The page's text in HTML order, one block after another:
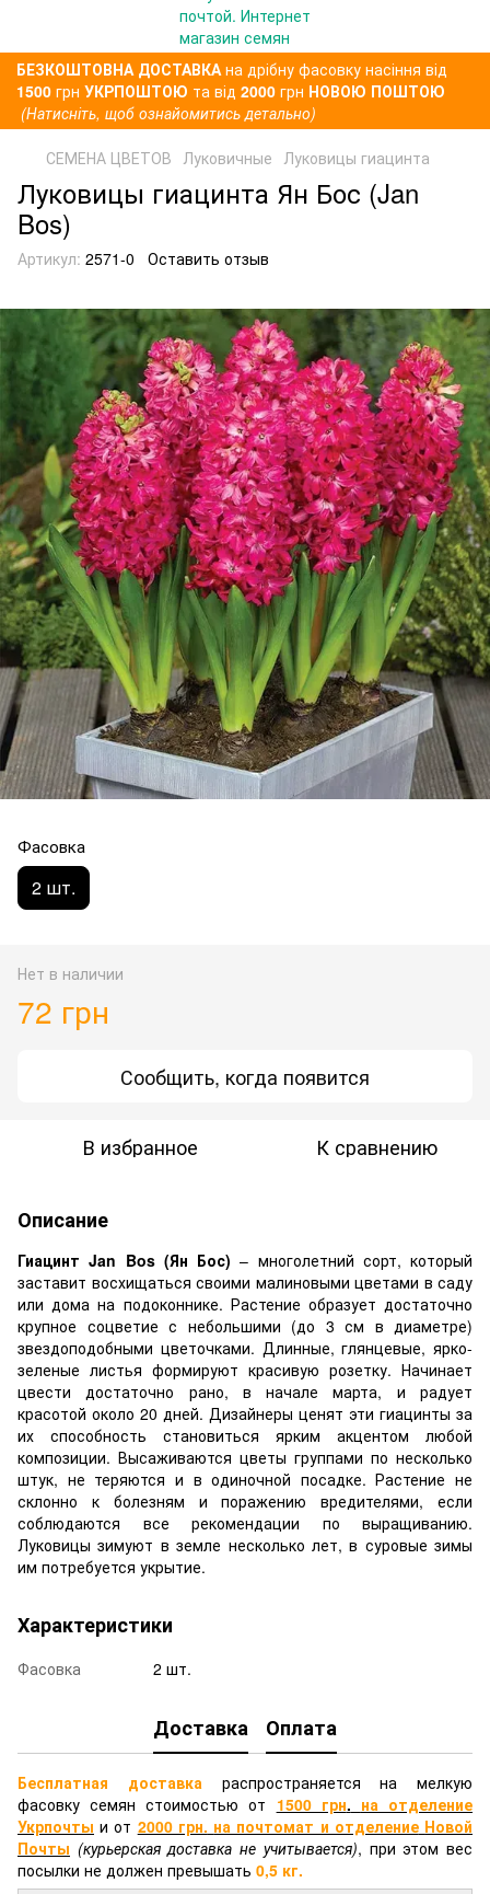
БЕЗКОШТОВНА ДОСТАВКАна дрібну фасовку насіння від
1500 грн УКРПОШТОЮ та від 2000 грн НОВОЮ ПОШТОЮ
(Натисніть, щоб ознайомитись детально)
СЕМЕНА ЦВЕТОВ Луковичные Луковицы гиацинта
Луковицы гиацинта Ян Бос (Jan
Bos)
Артикул: 2571-0 Оставить отзыв
Фасовка
2 шт.
Нет в наличии
72 грн
Сообщить, когда появится
В избранное К сравнению
Описание
Гиацинт Jan Bos (Ян Бос) – многолетний сорт, который
заставит восхищаться своими малиновыми цветами в саду
или дома на подоконнике. Растение образует достаточно
крупное соцветие с небольшими (до 3 см в диаметре)
звездоподобными цветочками. Длинные, глянцевые, ярко-
зеленые листья формируют красивую розетку. Начинает
цвести достаточно рано, в начале марта, и радует
красотой около 20 дней. Дизайнеры ценят эти гиацинты за
их способность становиться ярким акцентом любой
композиции. Высаживаются цветы группами по несколько
штук, не теряются и в одиночной посадке. Растение не
склонно к болезням и поражению вредителями, если
соблюдаются все рекомендации по выращиванию.
Луковицы зимуют в земле несколько лет, в суровые зимы
им потребуется укрытие.
Характеристики
Фасовка 2 шт.
Доставка Оплата
Бесплатная доставка распространяется на мелкую
фасовку семян стоимостью от 1500 грн. на отделение
Укрпочты и от 2000 грн. на почтомат и отделение Новой
Почты (курьерская доставка не учитывается), при этом вес
посылки не должен превышать 0,5 кг.